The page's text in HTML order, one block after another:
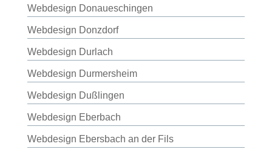
Webdesign Donaueschingen
Webdesign Donzdorf
Webdesign Durlach
Webdesign Durmersheim
Webdesign Dußlingen
Webdesign Eberbach
Webdesign Ebersbach an der Fils